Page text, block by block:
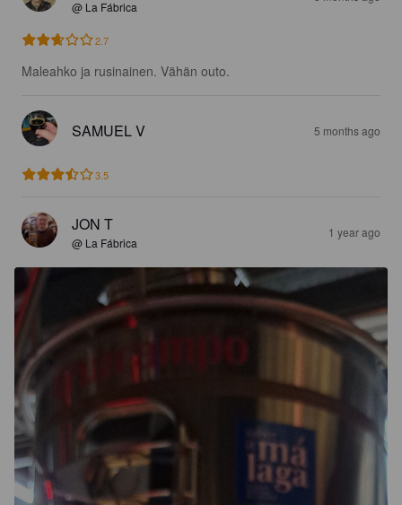
@ La Fábrica
2.7
Maleahko ja rusinainen. Vähän outo.
SAMUEL V 5 months ago
3.5
JON T
@ La Fábrica
1 year ago